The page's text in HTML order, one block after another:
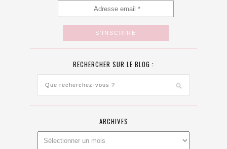
RECHERCHER SUR LE BLOG :
ARCHIVES